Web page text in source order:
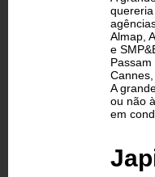
Almap,
e
A
ou não
em